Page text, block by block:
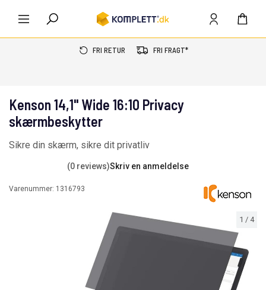
FRI RETUR FRI FRAGT*
1 / 4
Kenson 14,1" Wide 16:10 Privacy
skærmbeskytter
Sikre din skærm, sikre dit privatliv
(0 reviews)Skriv en anmeldelse
Varenummer: 1316793